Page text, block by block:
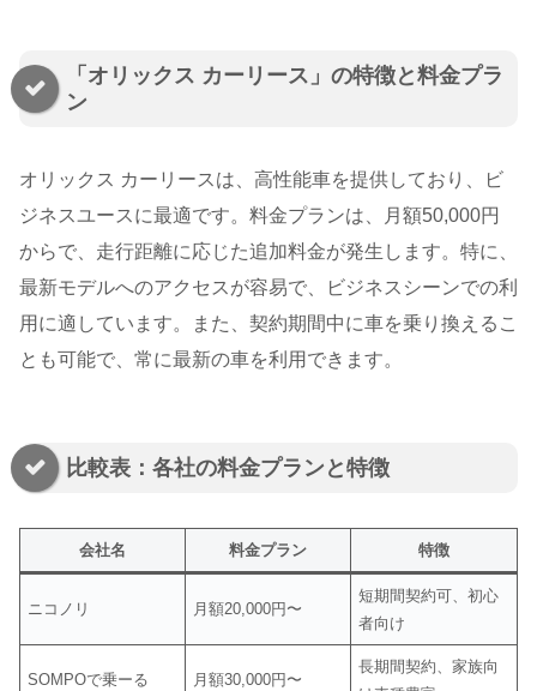
「オリックス カーリース」の特徴と料金プラ
ン
オリックス カーリースは、高性能車を提供しており、ビ
ジネスユースに最適です。料金プランは、月額50,000円
からで、走行距離に応じた追加料金が発生します。特に、
最新モデルへのアクセスが容易で、ビジネスシーンでの利
用に適しています。また、契約期間中に車を乗り換えるこ
とも可能で、常に最新の車を利用できます。
比較表：各社の料金プランと特徴
会社名 料金プラン 特徴
ニコノリ 月額20,000円〜
短期間契約可、初心
者向け
SOMPOで乗ーる 月額30,000円〜
長期間契約、家族向